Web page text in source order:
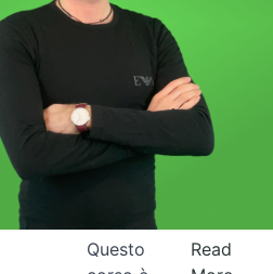
Questo
Read